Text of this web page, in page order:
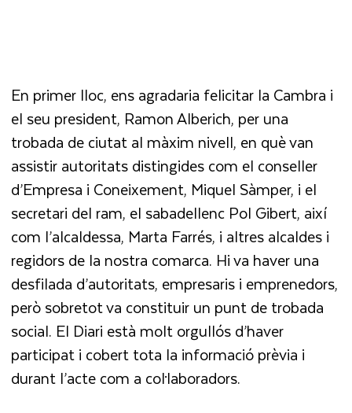
En primer lloc, ens agradaria felicitar la Cambra i
el seu president, Ramon Alberich, per una
trobada de ciutat al màxim nivell, en què van
assistir autoritats distingides com el conseller
d’Empresa i Coneixement, Miquel Sàmper, i el
secretari del ram, el sabadellenc Pol Gibert, així
com l’alcaldessa, Marta Farrés, i altres alcaldes i
regidors de la nostra comarca. Hi va haver una
desfilada d’autoritats, empresaris i emprenedors,
però sobretot va constituirun punt de trobada
social. El Diari està molt orgullós d’haver
participat i cobert tota la informació prèvia i
durant l’acte com a col·laboradors.